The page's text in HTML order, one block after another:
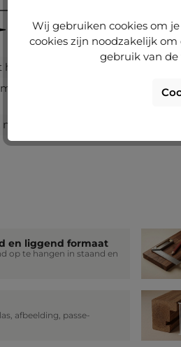
hout
en liggend formaat
op te hangen in staand en
afbeelding, passe-
Wij gebruiken cookies om
cookies zijn noodzakelijk
gebruik van de